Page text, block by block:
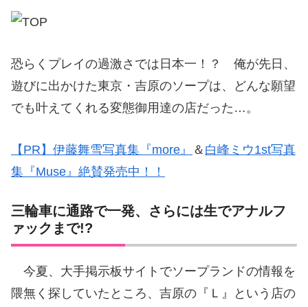
恐らくプレイの過激さでは日本一！？ 俺が先日、
遊びに出かけた東京・吉原のソープは、どんな願望
でも叶えてくれる変態御用達の店だった…。
【PR】伊藤舞雪写真集『more』 ＆ 白峰ミウ1st写真
集『Muse』絶賛発売中！！
三輪車に通路で一発、さらには生でアナルフ
ァックまで!?
今夏、大手掲示板サイトでソープランドの情報を
隈無く探していたところ、吉原の『Ｌ』という店の